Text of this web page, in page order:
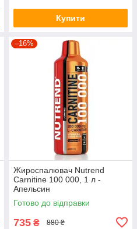
Купити
–16%
Жироспалювач Nutrend
Carnitine 100 000, 1 л -
Апельсин
Готово до відправки
735 ₴ 880 ₴